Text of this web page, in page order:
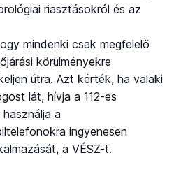
riasztásokról és az
mindenki csak megfelelő
körülményekre
útra. Azt kérték, ha valaki
lát, hívja a 112-es
a
ingyenesen
a VÉSZ-t.